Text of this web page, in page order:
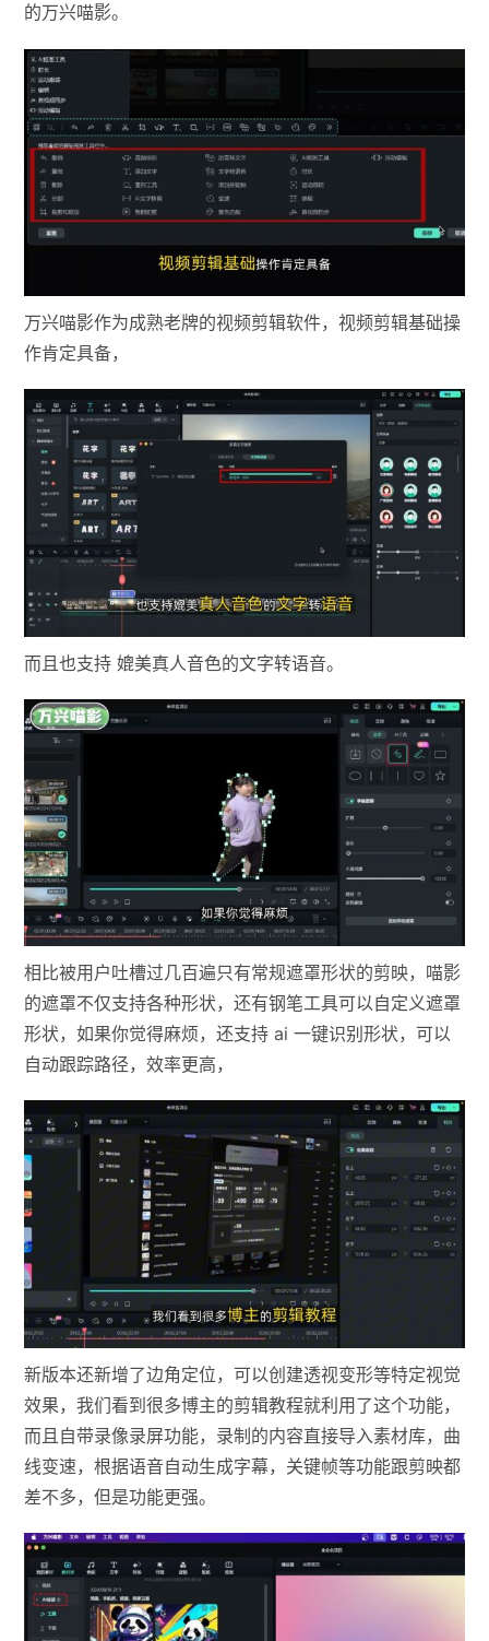
的万兴喵影。
万兴喵影作为成熟老牌的视频剪辑软件，视频剪辑基础操
作肯定具备，
而且也支持 媲美真人音色的文字转语音。
相比被用户吐槽过几百遍只有常规遮罩形状的剪映，喵影
的遮罩不仅支持各种形状，还有钢笔工具可以自定义遮罩
形状，如果你觉得麻烦，还支持 ai 一键识别形状，可以
自动跟踪路径，效率更高，
新版本还新增了边角定位，可以创建透视变形等特定视觉
效果，我们看到很多博主的剪辑教程就利用了这个功能，
而且自带录像录屏功能，录制的内容直接导入素材库，曲
线变速，根据语音自动生成字幕，关键帧等功能跟剪映都
差不多，但是功能更强。